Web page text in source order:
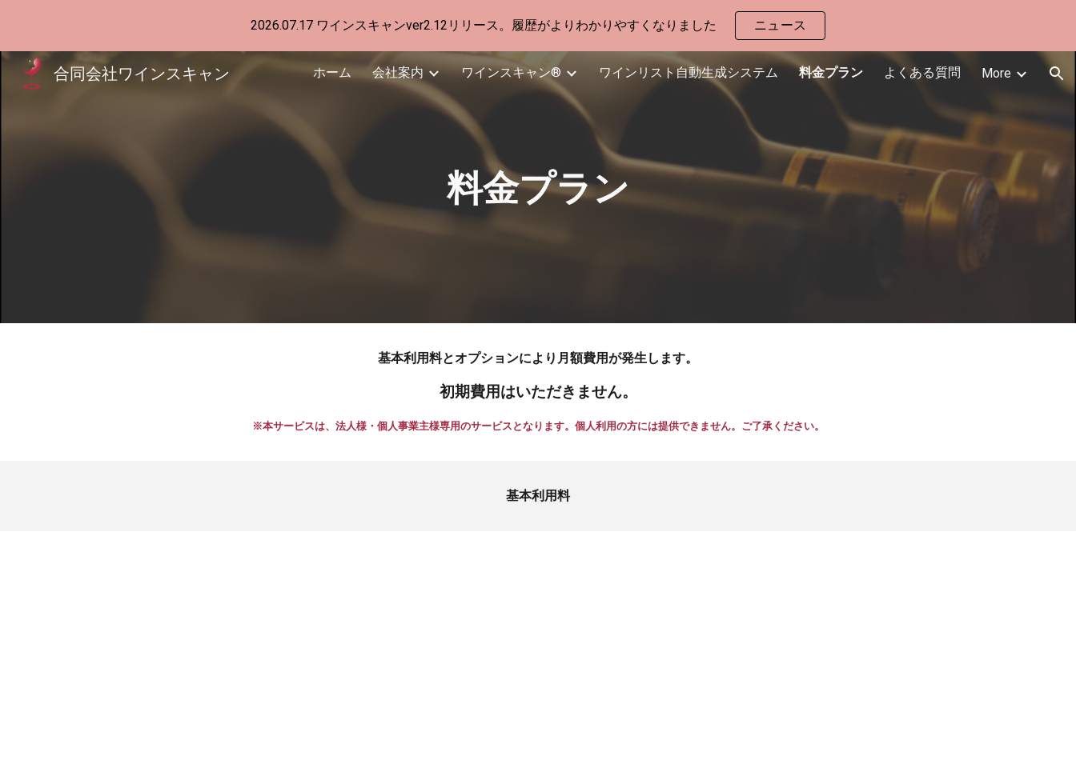
Skip to main content Skip to navigation
2026.07.17 ワインスキャンver2.12リリース。履歴がよりわかりやすくなりました ニュース
合同会社ワインスキャン ホーム 会社案内 ワインスキャン®︎ ワインリスト自動生成システム 料金プラン よくある質問 More
料金プラン
基本利用料とオプションにより月額費用が発生します。
初期費用はいただきません。
※本サービスは、法人様・個人事業主様専用のサービスとなります。個人利用の方には提供できません。ご了承ください。
基本利用料